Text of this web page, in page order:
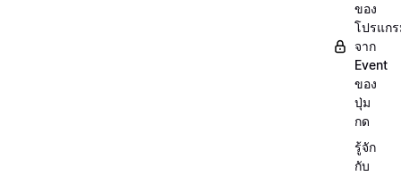
ของ
โปรแก
จาก
Event
ของ
ปุ่ม
กด
รู้จัก
กับ